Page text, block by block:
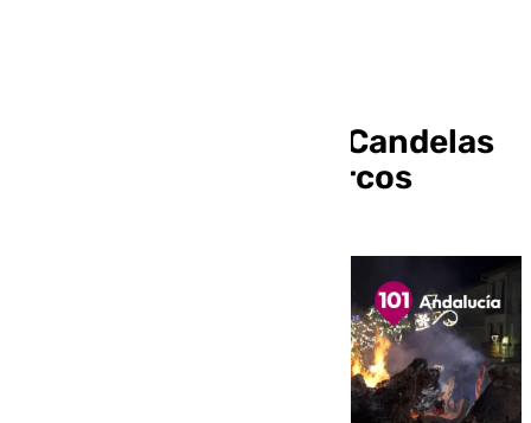
Así es la fiesta de las Candelas
en Cuevas de San Marcos